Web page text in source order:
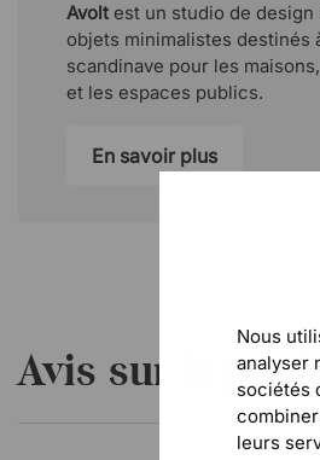
Nous
analyser
sociétés
leurs
Avolt est un studio de
objets minimalistes
scandinave pour les
et les espaces publics.
En savoir plus
Avis sur le